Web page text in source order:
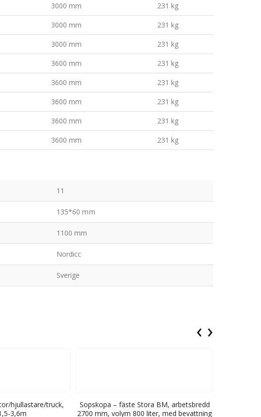
3000 mm 231 kg
3000 mm 231 kg
3000 mm 231 kg
3600 mm 231 kg
3600 mm 231 kg
3600 mm 231 kg
3600 mm 231 kg
3600 mm 231 kg
11
135*60 mm
1100 mm
Nordicc
Sverige
hjullastare/truck,
3,6m
Sopskopa – fäste Stora BM, arbetsbredd
2700 mm, volym 800 liter, med bevattning
‹ ›